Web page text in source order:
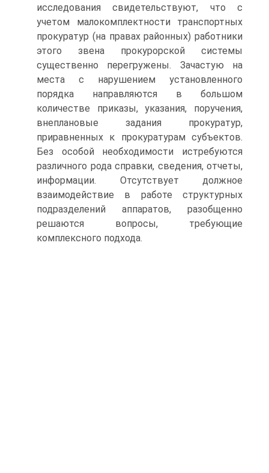
исследования свидетельствуют, что с
учетом малокомплектности транспортных
прокуратур (на правах районных) работники
этого звена прокурорской системы
существенно перегружены. Зачастую на
места с нарушением установленного
порядка направляются в большом
количестве приказы, указания, поручения,
внеплановые задания прокуратур,
приравненных к прокуратурам субъектов.
Без особой необходимости истребуются
различного рода справки, сведения, отчеты,
информации. Отсутствует должное
взаимодействие в работе структурных
подразделений аппаратов, разобщенно
решаются вопросы, требующие
комплексного подхода.